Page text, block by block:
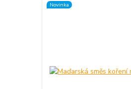
Novinka